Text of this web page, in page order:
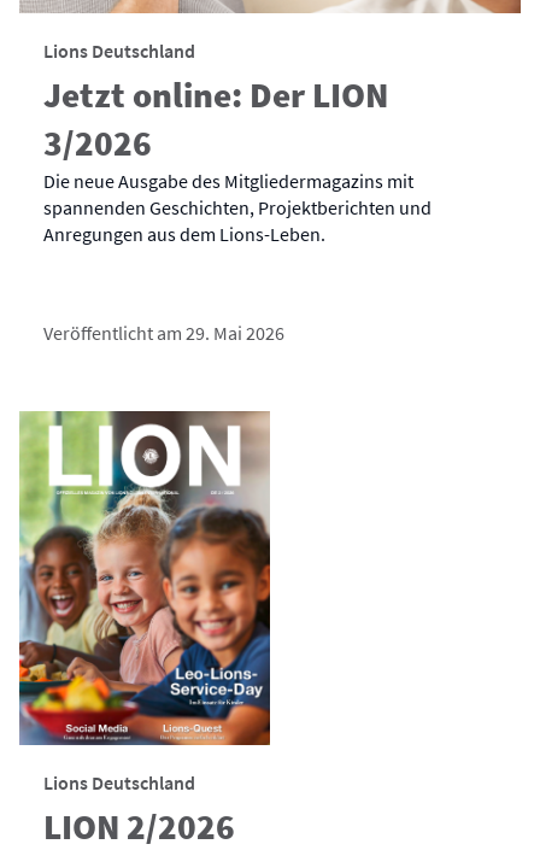
Lions Deutschland
Jetzt online: Der LION
3/2026
Die neue Ausgabe des Mitgliedermagazins mit
spannenden Geschichten, Projektberichten und
Anregungen aus dem Lions-Leben.
Veröffentlicht am 29. Mai 2026
Lions Deutschland
LION 2/2026